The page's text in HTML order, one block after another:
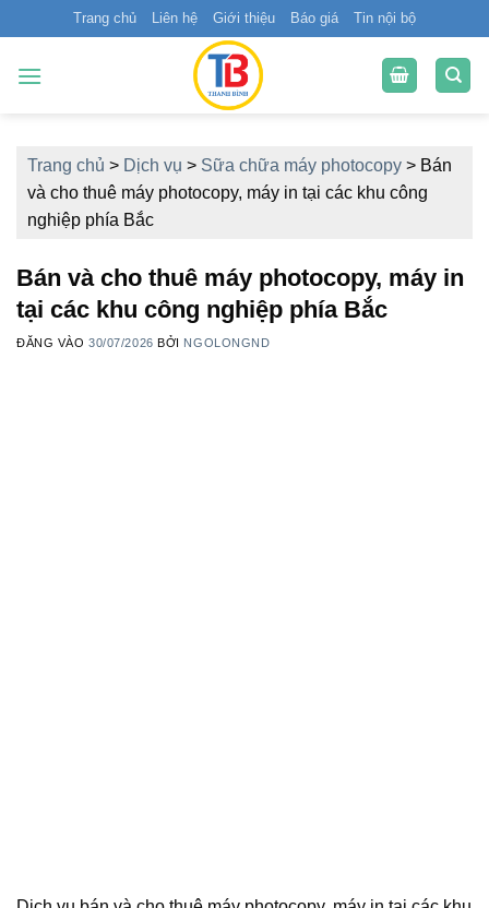
qua
nội
Trang chủ Liên hệ Giới thiệu Báo giá Tin nội bộ
Trang chủ > Dịch vụ > Sữa chữa máy photocopy > Bán
và cho thuê máy photocopy, máy in tại các khu công
nghiệp phía Bắc
Bán và cho thuê máy photocopy, máy in
tại các khu công nghiệp phía Bắc
ĐĂNG VÀO30/07/2026 BỞI NGOLONGND